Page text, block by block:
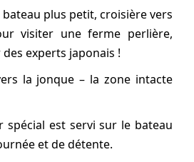
plus petit, croisière vers
visiter une ferme perlière,
experts japonais !
la jonque – la zone intacte
spécial est servi sur le bateau
et de détente.